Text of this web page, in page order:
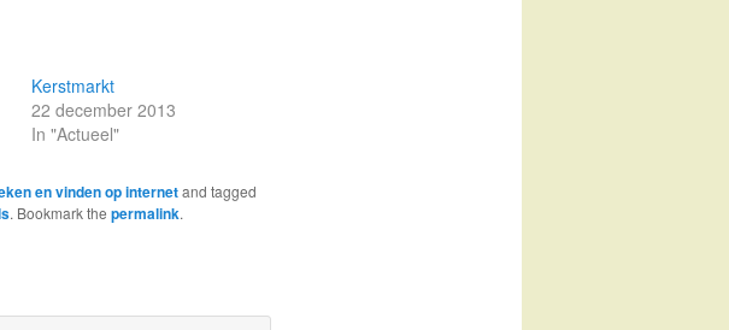
Kerstmarkt
22 december 2013
In "Actueel"
en vinden op internetand tagged
. Bookmark the permalink.